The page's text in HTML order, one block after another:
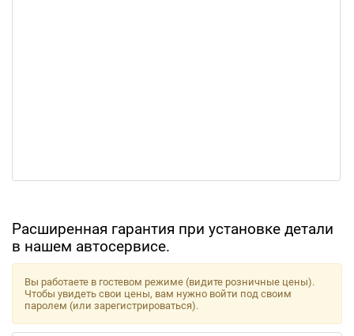
Расширенная гарантия при установке детали
в нашем автосервисе.
Вы работаете в гостевом режиме (видите розничные цены).
Чтобы увидеть свои цены, вам нужно войти под своим
паролем (или зарегистрироваться).